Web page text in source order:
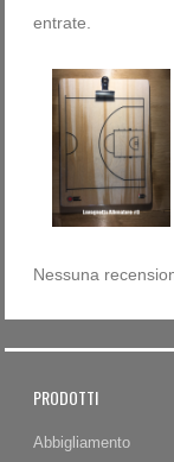
entrate.
Nessuna
PRODOTTI
Abbigliamento